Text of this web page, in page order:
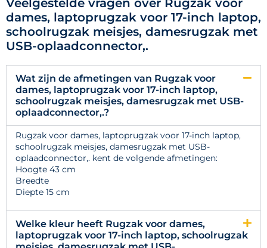
dames, laptoprugzak voor 17-inch laptop,
schoolrugzak meisjes, damesrugzak met
USB-oplaadconnector,.
Wat zijn de afmetingen van Rugzak voor
dames, laptoprugzak voor 17-inch laptop,
schoolrugzak meisjes, damesrugzak met USB-
oplaadconnector,.?
Rugzak voor dames, laptoprugzak voor 17-inch laptop,
schoolrugzak meisjes, damesrugzak met USB-
oplaadconnector,. kent de volgende afmetingen:
Hoogte 43 cm
Breedte
Diepte 15 cm
Welke kleur heeft Rugzak voor dames,
laptoprugzak voor 17-inch laptop, schoolrugzak